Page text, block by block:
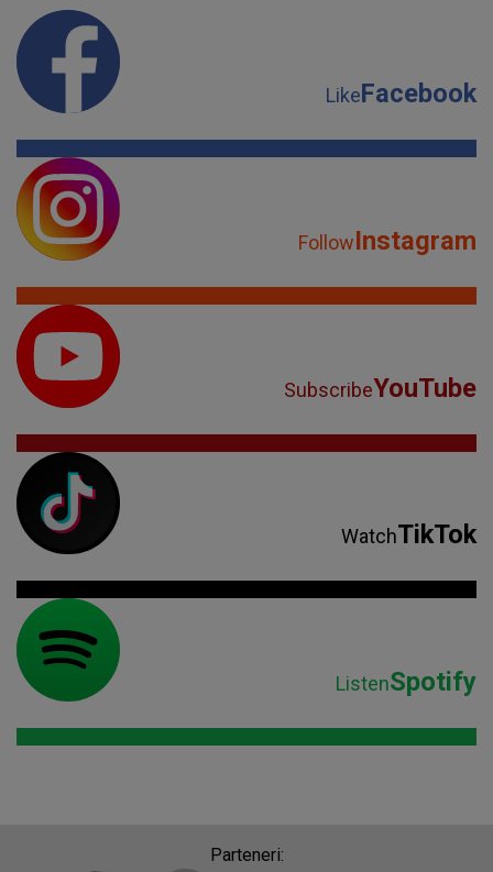
LikeFacebook
FollowInstagram
SubscribeYouTube
WatchTikTok
ListenSpotify
Parteneri: